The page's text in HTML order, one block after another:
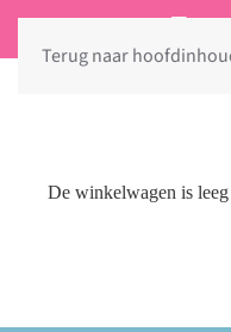
Terug naar
De winkelwagen is leeg